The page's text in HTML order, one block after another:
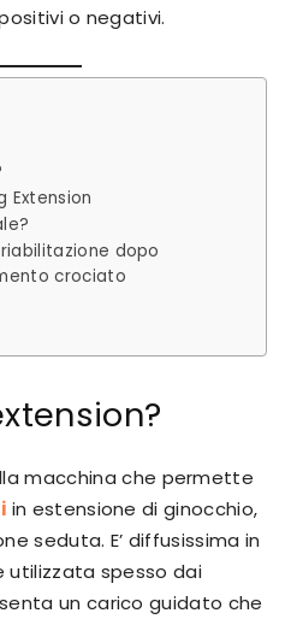
o negativi.
Extension
dopo
crociato
macchina che permette
in estensione di ginocchio,
seduta. E’ diffusissima in
spesso dai
un carico guidato che